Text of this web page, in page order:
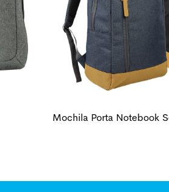
Mochila Porta Notebook